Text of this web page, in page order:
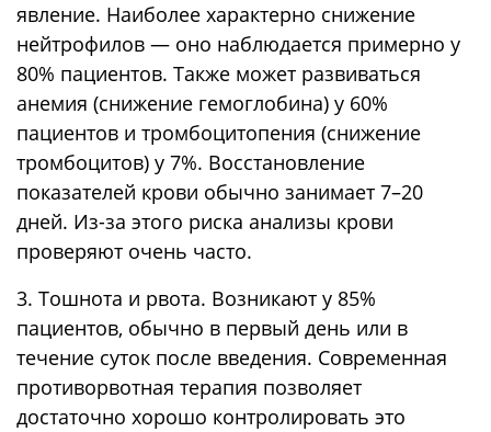
явление. Наиболее характерно снижение
нейтрофилов — оно наблюдается примерно у
80% пациентов. Также может развиваться
анемия (снижение гемоглобина) у 60%
пациентов и тромбоцитопения (снижение
тромбоцитов) у 7%. Восстановление
показателей крови обычно занимает 7–20
дней. Из-за этого риска анализы крови
проверяют очень часто.
3. Тошнота и рвота. Возникают у 85%
пациентов, обычно в первый день или в
течение суток после введения. Современная
противорвотная терапия позволяет
достаточно хорошо контролировать это